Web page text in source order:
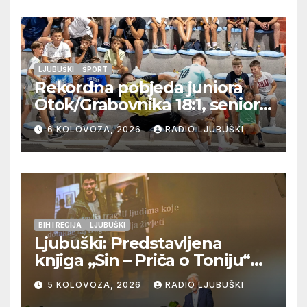
LJUBUŠKI ŠPORT
Rekordna pobjeda juniora
Otok/Grabovnika 18:1, seniori
Pregrađa u četvrtfinalu,
Veljaci i Cerno/Crnopod u
doigravanju, Grljevići završili
natjecanje
6 KOLOVOZA, 2026 RADIO LJUBUŠKI
BIH I REGIJA LJUBUŠKI
Ljubuški: Predstavljena
knjiga „Sin – Priča o Toniju“
dr. sc. Zdenka Hercega
5 KOLOVOZA, 2026 RADIO LJUBUŠKI